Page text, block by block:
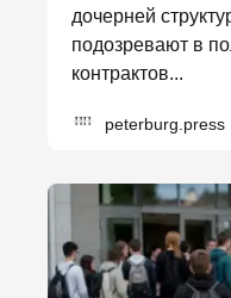
дочерней
подозревают в
контрактов...
peterburg.press